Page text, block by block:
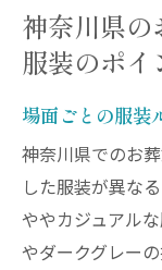
神奈川県の
服装のポイ
場面ごとの服装
神奈川県でのお
した服装が異な
ややカジュアル
やダークグレー